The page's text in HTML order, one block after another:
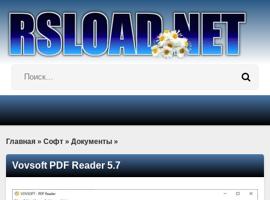
Главная » Софт » Документы »
Vovsoft PDF Reader 5.7